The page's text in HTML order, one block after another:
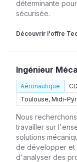
déterminante
sécurisée.
Découvrir l'offre
Aéronautique
Toulouse, Midi-
Nous
travailler sur
solutions
de développer et
d'analyser des